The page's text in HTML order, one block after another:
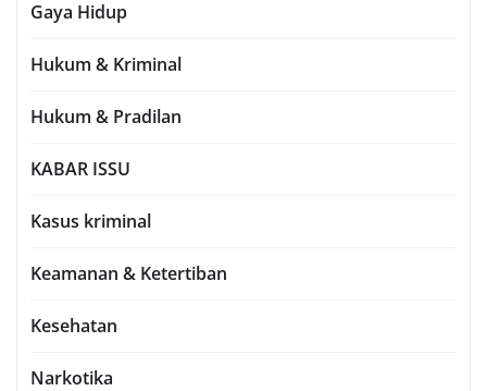
Gaya Hidup
Hukum & Kriminal
Hukum & Pradilan
KABAR ISSU
Kasus kriminal
Keamanan & Ketertiban
Kesehatan
Narkotika